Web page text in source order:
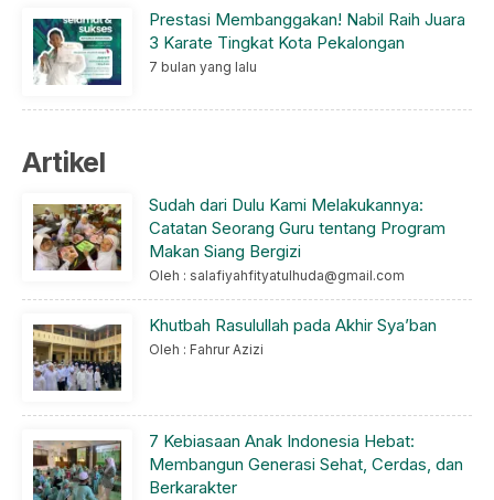
Prestasi Membanggakan! Nabil Raih Juara
3 Karate Tingkat Kota Pekalongan
7 bulan yang lalu
Artikel
Sudah dari Dulu Kami Melakukannya:
Catatan Seorang Guru tentang Program
Makan Siang Bergizi
Oleh : salafiyahfityatulhuda@gmail.com
Khutbah Rasulullah pada Akhir Sya’ban
Oleh : Fahrur Azizi
7 Kebiasaan Anak Indonesia Hebat:
Membangun Generasi Sehat, Cerdas, dan
Berkarakter